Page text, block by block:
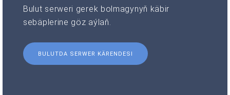
Bulut serweri gerek bolmagynyň käbir
sebäplerine göz aýlaň.
BULUTDA SERWER KÄRENDESI